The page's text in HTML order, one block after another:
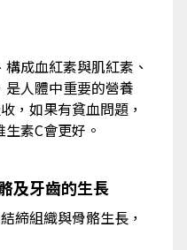
成血紅素與肌紅素、
人體中重要的營養
，如果有貧血問題，
素C會更好。
及牙齒的生長
締組織與骨骼生長，